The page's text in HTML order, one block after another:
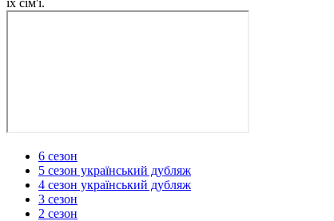
6 сезон
5 сезон український дубляж
4 сезон український дубляж
3 сезон
2 сезон